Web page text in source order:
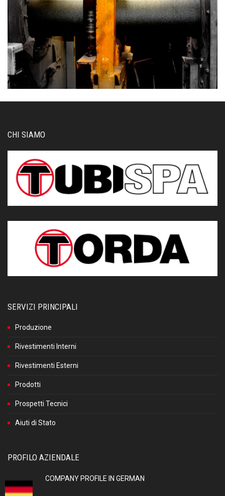
CHI SIAMO
SERVIZI PRINCIPALI
Produzione
Rivestimenti Interni
Rivestimenti Esterni
Prodotti
Prospetti Tecnici
Aiuti di Stato
PROFILO AZIENDALE
COMPANY PROFILE IN GERMAN